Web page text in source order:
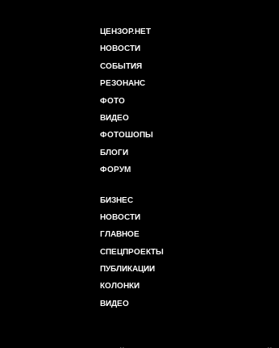
ЦЕНЗОР.НЕТ
НОВОСТИ
СОБЫТИЯ
РЕЗОНАНС
ФОТО
ВИДЕО
ФОТОШОПЫ
БЛОГИ
ФОРУМ
БИЗНЕС
НОВОСТИ
ГЛАВНОЕ
СПЕЦПРОЕКТЫ
ПУБЛИКАЦИИ
КОЛОНКИ
ВИДЕО